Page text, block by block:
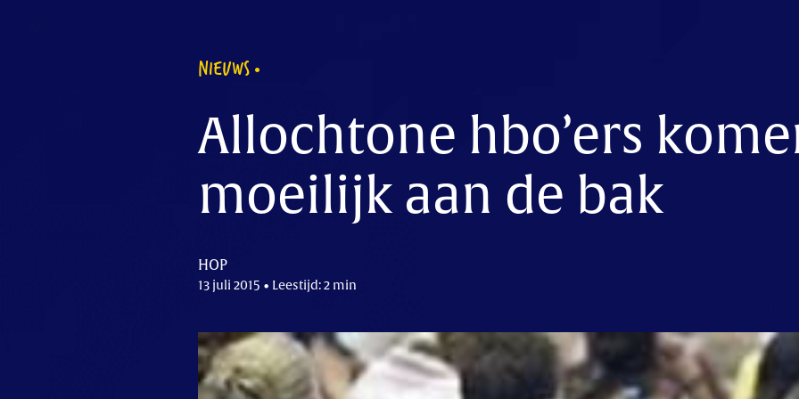
NIEUWS
Allochtone hbo’ers
moeilijk aan de bak
HOP
13 juli 2015 • Leestijd: 2 min